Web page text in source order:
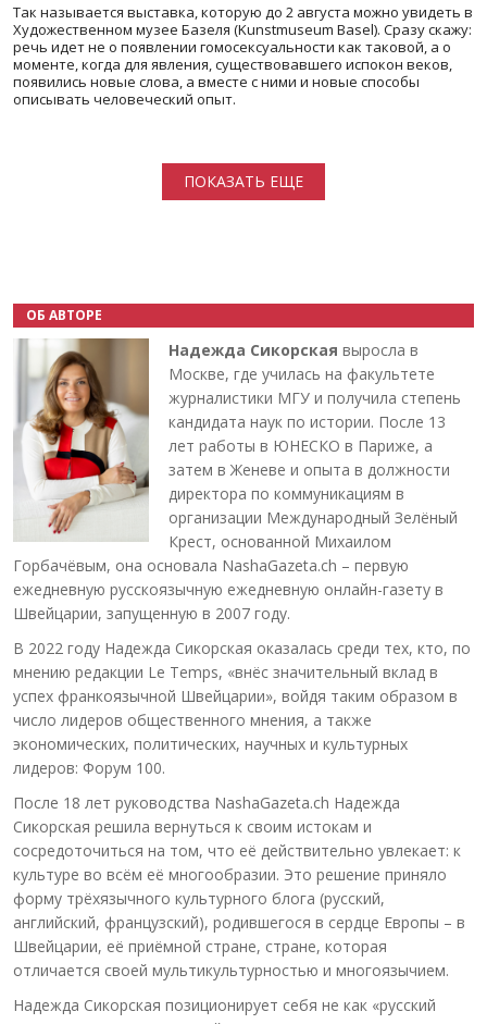
Так называется выставка, которую до 2 августа можно увидеть в
Художественном музее Базеля (Kunstmuseum Basel). Сразу скажу:
речь идет не о появлении гомосексуальности как таковой, а о
моменте, когда для явления, существовавшего испокон веков,
появились новые слова, а вместе с ними и новые способы
описывать человеческий опыт.
ПОКАЗАТЬ ЕЩЕ
ОБ АВТОРЕ
Надежда Сикорская выросла в
Москве, где училась на факультете
журналистики МГУ и получила степень
кандидата наук по истории. После 13
лет работы в ЮНЕСКО в Париже, а
затем в Женеве и опыта в должности
директора по коммуникациям в
организации Международный Зелёный
Крест, основанной Михаилом
Горбачёвым, она основала NashaGazeta.ch – первую
ежедневную русскоязычную ежедневную онлайн-газету в
Швейцарии, запущенную в 2007 году.
В 2022 году Надежда Сикорская оказалась среди тех, кто, по
мнению редакции Le Temps, «внёс значительный вклад в
успех франкоязычной Швейцарии», войдя таким образом в
число лидеров общественного мнения, а также
экономических, политических, научных и культурных
лидеров: Форум 100.
После 18 лет руководства NashaGazeta.ch Надежда
Сикорская решила вернуться к своим истокам и
сосредоточиться на том, что её действительно увлекает: к
культуре во всём её многообразии. Это решение приняло
форму трёхязычного культурного блога (русский,
английский, французский), родившегося в сердце Европы – в
Швейцарии, её приёмной стране, стране, которая
отличается своей мультикультурностью и многоязычием.
Надежда Сикорская позиционирует себя не как «русский